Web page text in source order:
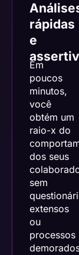
rápidas
e
Em
poucos
minutos,
você
obtém um
raio-x do
dos seus
sem
extensos
ou
processos